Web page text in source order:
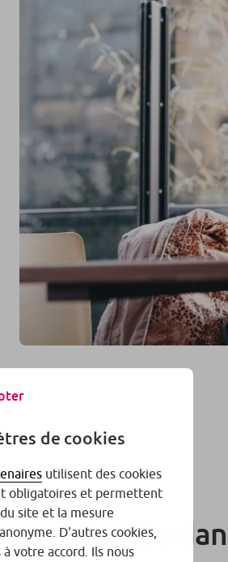
Adaptée
de cookies
utilisent des cookies
obligatoires et permettent
site et la mesure
D'autres cookies,
votre accord. Ils nous